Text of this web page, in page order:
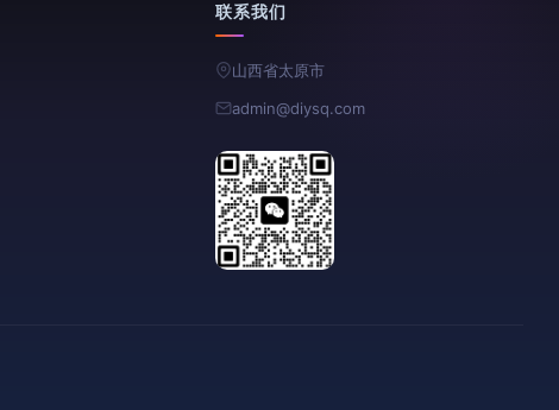
联系我们
山西省太原市
admin@diysq.com